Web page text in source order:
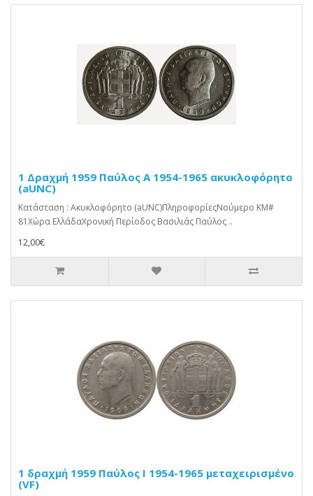
1 Δραχμή 1959 Παύλος Α 1954-1965 ακυκλοφόρητο
(aUNC)
Κατάσταση : Ακυκλοφόρητο (aUNC)ΠληροφορίεςΝούμερο KM#
81Χώρα ΕλλάδαΧρονική Περίοδος Βασιλιάς Παύλος ..
12,00€
1 δραχμή 1959 Παύλος Ι 1954-1965 μεταχειρισμένο
(VF)